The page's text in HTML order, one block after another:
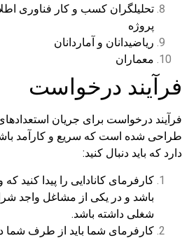
تحلیلگران کسب و کار فناوری
پروژه
ریاضیدانان و آماردانان
معماران
فرآیند درخواست
فرآیند درخواست برای جریان
طراحی شده است که سریع و کارآمد
دارد که باید دنبال کنید:
کارفرمای کانادایی را پیدا کنید
باشد و در یکی از مشاغل واجد
شغلی داشته باشد.